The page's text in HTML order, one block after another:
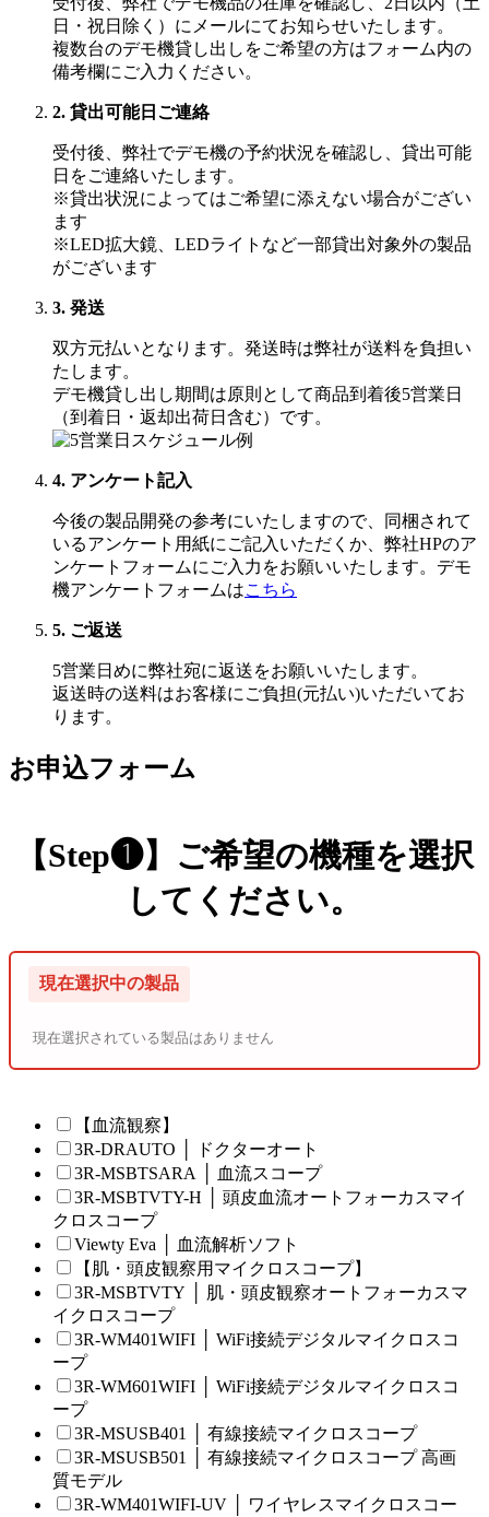
日・祝日除く）にメールにてお知らせいたします。
複数台のデモ機貸し出しをご希望の方はフォーム内の
備考欄にご入力ください。
2. 貸出可能日ご連絡
受付後、弊社でデモ機の予約状況を確認し、貸出可能
日をご連絡いたします。
※貸出状況によってはご希望に添えない場合がござい
ます
※LED拡大鏡、LEDライトなど一部貸出対象外の製品
がございます
3. 発送
双方元払いとなります。発送時は弊社が送料を負担い
たします。
デモ機貸し出し期間は原則として商品到着後5営業日
（到着日・返却出荷日含む）です。
4. アンケート記入
今後の製品開発の参考にいたしますので、同梱されて
いるアンケート用紙にご記入いただくか、弊社HPのア
ンケートフォームにご入力をお願いいたします。デモ
機アンケートフォームはこちら
5. ご返送
5営業日めに弊社宛に返送をお願いいたします。
返送時の送料はお客様にご負担(元払い)いただいてお
ります。
お申込フォーム
【Step❶】ご希望の機種を選択
してください。
現在選択中の製品
現在選択されている製品はありません
【血流観察】
3R-DRAUTO │ ドクターオート
3R-MSBTSARA │ 血流スコープ
3R-MSBTVTY-H │ 頭皮血流オートフォーカスマイ
クロスコープ
Viewty Eva │ 血流解析ソフト
【肌・頭皮観察用マイクロスコープ】
3R-MSBTVTY │ 肌・頭皮観察オートフォーカスマ
イクロスコープ
3R-WM401WIFI │ WiFi接続デジタルマイクロスコ
ープ
3R-WM601WIFI │ WiFi接続デジタルマイクロスコ
ープ
3R-MSUSB401 │ 有線接続マイクロスコープ
3R-MSUSB501 │ 有線接続マイクロスコープ 高画
質モデル
3R-WM401WIFI-UV │ ワイヤレスマイクロスコー